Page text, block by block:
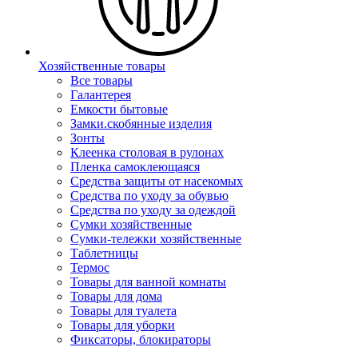
Хозяйственные товары
Все товары
Галантерея
Емкости бытовые
Замки.скобянные изделия
Зонты
Клеенка столовая в рулонах
Пленка самоклеющаяся
Средства защиты от насекомых
Средства по уходу за обувью
Средства по уходу за одеждой
Сумки хозяйственные
Сумки-тележки хозяйственные
Таблетницы
Термос
Товары для ванной комнаты
Товары для дома
Товары для туалета
Товары для уборки
Фиксаторы, блокираторы